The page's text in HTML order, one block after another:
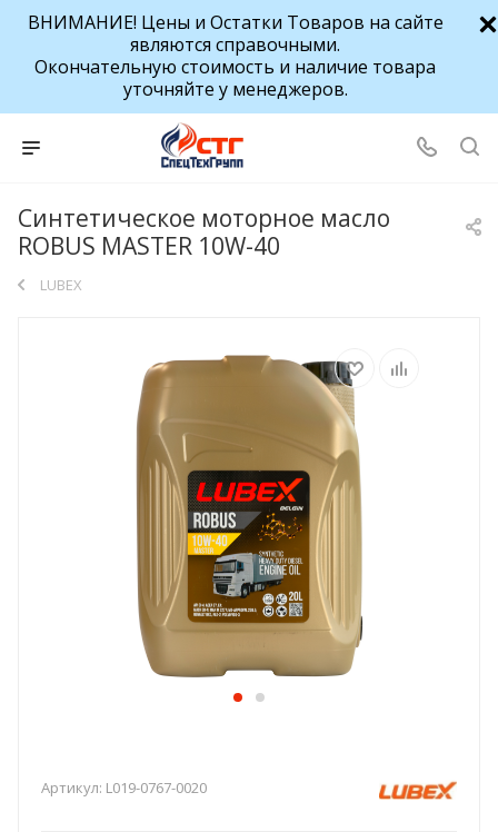
ВНИМАНИЕ! Цены и Остатки Товаров на сайте
являются справочными.
Окончательную стоимость и наличие товара
уточняйте у менеджеров.
Синтетическое моторное масло
ROBUS MASTER 10W-40
LUBEX
Артикул: L019-0767-0020